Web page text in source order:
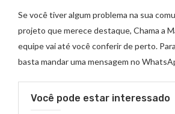
Se você tiver algum problema na sua
projeto que merece destaque, Chama a
equipe vai até você conferir de perto.
basta mandar uma mensagem no
Você pode estar interessado